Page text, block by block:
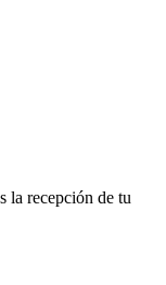
la recepción de tu